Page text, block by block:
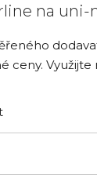
na uni-
ceny.